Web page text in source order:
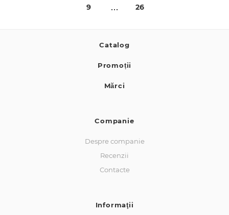
9
26
Catalog
Promoții
Mărci
Companie
Despre companie
Recenzii
Contacte
Informaţii